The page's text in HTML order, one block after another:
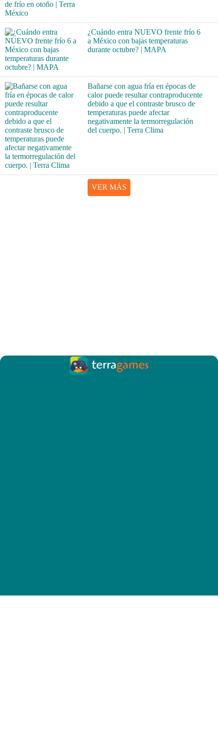
¿Cuándo entra NUEVO frente frío 6
a México con bajas temperaturas
durante octubre? | MAPA
Bañarse con agua fría en épocas de
calor puede resultar contraproducente
debido a que el contraste brusco de
temperaturas puede afectar
negativamente la termorregulación
del cuerpo. | Terra Clima
VER MÁS